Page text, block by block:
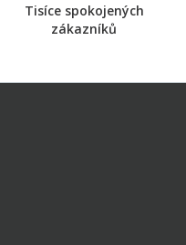
Tisíce spokojených
zákazníků